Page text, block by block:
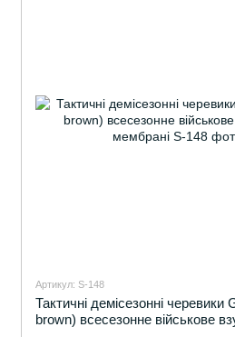
Артикул: S-148
Тактичні демісезонні черевики
brown) всесезонне військове